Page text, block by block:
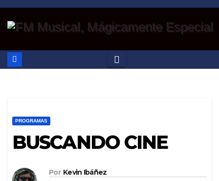
Saltar
PROGRAMAS
BUSCANDO CINE
Por Kevin Ibáñez